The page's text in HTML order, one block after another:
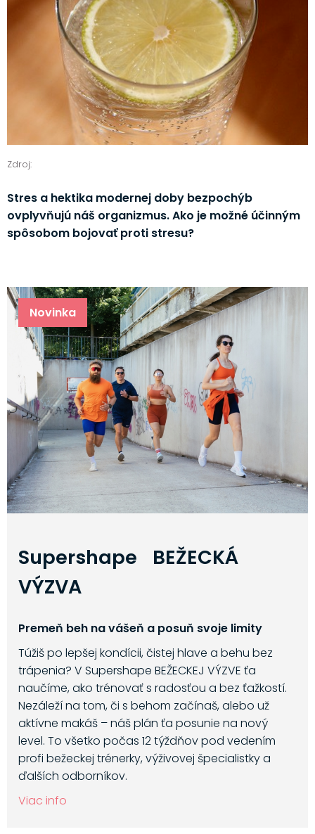
Zdroj:
Stres a hektika modernej doby bezpochýb
ovplyvňujú náš organizmus. Ako je možné účinným
spôsobom bojovať proti stresu?
Novinka
Supershape BEŽECKÁ
VÝZVA
Premeň beh na vášeň a posuň svoje limity
Túžiš po lepšej kondícii, čistej hlave a behu bez
trápenia? V Supershape BEŽECKEJ VÝZVE ťa
naučíme, ako trénovať s radosťou a bez ťažkostí.
Nezáleží na tom, či s behom začínaš, alebo už
aktívne makáš – náš plán ťa posunie na nový
level. To všetko počas 12 týždňov pod vedením
profi bežeckej trénerky, výživovej špecialistky a
ďalších odborníkov.
Viac info